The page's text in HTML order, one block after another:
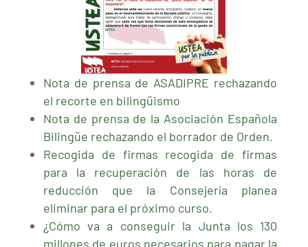
Nota de prensa de ASADIPRE rechazando
el recorte en bilingüismo
Nota de prensa de la Asociación Española
Bilingüe rechazando el borrador de Orden.
Recogida de firmas recogida de firmas
para la recuperación de las horas de
reducción que la Consejería planea
eliminar para el próximo curso.
¿Cómo va a conseguir la Junta los 130
millones de euros necesarios para pagar la